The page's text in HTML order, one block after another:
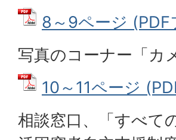
8～9ページ
写真のコーナー「カ
10～11ページ
相談窓口、「すべて